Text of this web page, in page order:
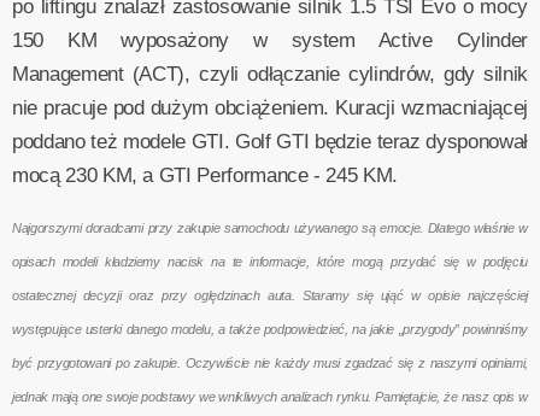
po liftingu znalazł zastosowanie silnik 1.5 TSI Evo o mocy
150 KM wyposażony w system Active Cylinder
Management (ACT), czyli odłączanie cylindrów, gdy silnik
nie pracuje pod dużym obciążeniem. Kuracji wzmacniającej
poddano też modele GTI. Golf GTI będzie teraz dysponował
mocą 230 KM, a GTI Performance - 245 KM.
Najgorszymi doradcami przy zakupie samochodu używanego są emocje. Dlatego właśnie w
opisach modeli kładziemy nacisk na te informacje, które mogą przydać się w podjęciu
ostatecznej decyzji oraz przy oględzinach auta. Staramy się ująć w opisie najczęściej
występujące usterki danego modelu, a także podpowiedzieć, na jakie „przygody” powinniśmy
być przygotowani po zakupie. Oczywiście nie każdy musi zgadzać się z naszymi opiniami,
jednak mają one swoje podstawy we wnikliwych analizach rynku. Pamiętajcie, że nasz opis w